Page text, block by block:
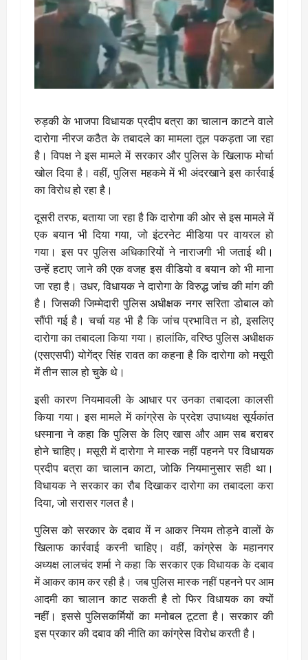
रुड़की के भाजपा विधायक प्रदीप बत्रा का चालान काटने वाले
दारोगा नीरज कठैत के तबादले का मामला तूल पकड़ता जा रहा
है। विपक्ष ने इस मामले में सरकार और पुलिस के खिलाफ मोर्चा
खोल दिया है। वहीं, पुलिस महकमे में भी अंदरखाने इस कार्रवाई
का विरोध हो रहा है।
दूसरी तरफ, बताया जा रहा है कि दारोगा की ओर से इस मामले में
एक बयान भी दिया गया, जो इंटरनेट मीडिया पर वायरल हो
गया। इस पर पुलिस अधिकारियों ने नाराजगी भी जताई थी।
उन्हें हटाए जाने की एक वजह इस वीडियो व बयान को भी माना
जा रहा है। उधर, विधायक ने दारोगा के विरुद्ध जांच की मांग की
है। जिसकी जिम्मेदारी पुलिस अधीक्षक नगर सरिता डोबाल को
सौंपी गई है। चर्चा यह भी है कि जांच प्रभावित न हो, इसलिए
दारोगा का तबादला किया गया। हालांकि, वरिष्ठ पुलिस अधीक्षक
(एसएसपी) योगेंद्र सिंह रावत का कहना है कि दारोगा को मसूरी
में तीन साल हो चुके थे।
इसी कारण नियमावली के आधार पर उनका तबादला कालसी
किया गया। इस मामले में कांग्रेस के प्रदेश उपाध्यक्ष सूर्यकांत
धस्माना ने कहा कि पुलिस के लिए खास और आम सब बराबर
होने चाहिए। मसूरी में दारोगा ने मास्क नहीं पहनने पर विधायक
प्रदीप बत्रा का चालान काटा, जोकि नियमानुसार सही था।
विधायक ने सरकार का रौब दिखाकर दारोगा का तबादला करा
दिया, जो सरासर गलत है।
पुलिस को सरकार के दबाव में न आकर नियम तोड़ने वालों के
खिलाफ कार्रवाई करनी चाहिए। वहीं, कांग्रेस के महानगर
अध्यक्ष लालचंद शर्मा ने कहा कि सरकार एक विधायक के दबाव
में आकर काम कर रही है। जब पुलिस मास्क नहीं पहनने पर आम
आदमी का चालान काट सकती है तो फिर विधायक का क्यों
नहीं। इससे पुलिसकर्मियों का मनोबल टूटता है। सरकार की
इस प्रकार की दबाव की नीति का कांग्रेस विरोध करती है।